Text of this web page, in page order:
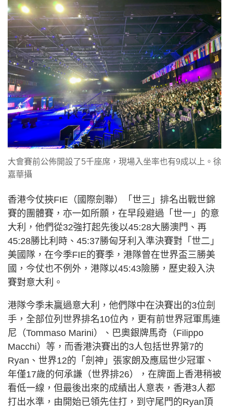
大會賽前公佈開設了5千座席，現場入坐率也有9成以上。徐
嘉華攝
香港今仗挾FIE（國際劍聯）「世三」排名出戰世錦
賽的團體賽，亦一如所願，在早段避過「世一」的意
大利，他們從32強打起先後以45:28大勝澳門、再
45:28勝比利時、45:37勝匈牙利入準決賽對「世二」
美國隊，在今季FIE的賽季，港隊曾在世界盃三勝美
國，今仗也不例外，港隊以45:43險勝，歷史殺入決
賽對意大利。
港隊今季未贏過意大利，他們隊中在決賽出的3位劍
手，全部位列世界排名10位內，更有前世界冠軍馬連
尼（Tommaso Marini）、巴奧銀牌馬奇（Filippo
Macchi）等，而香港決賽出的3人包括世界第7的
Ryan、世界12的「劍神」張家朗及應屆世少冠軍、
年僅17歲的何承謙（世界排26），在牌面上香港稍被
看低一線，但最後出來的成績出人意表，香港3人都
打出水準，由開始已領先住打，到守尾門的Ryan頂